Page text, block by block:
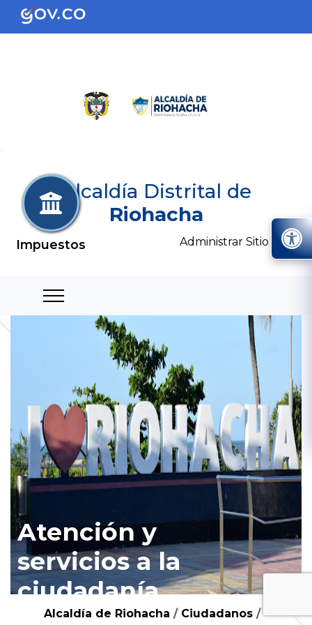
Alcaldía Distrital de
Riohacha
Administrar Sitio
Atención y
servicios a la
ciudadanía
Alcaldía de Riohacha / Ciudadanos /
Impuestos